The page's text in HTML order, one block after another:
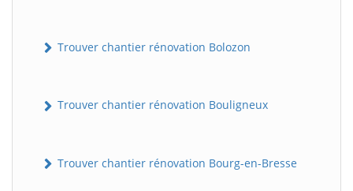
Trouver chantier rénovation Bolozon
Trouver chantier rénovation Bouligneux
Trouver chantier rénovation Bourg-en-Bresse